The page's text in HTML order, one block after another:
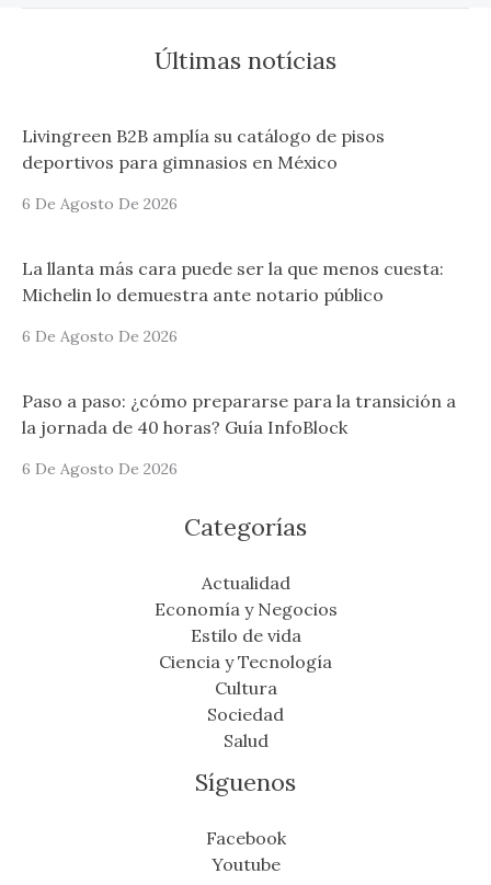
Últimas notícias
Livingreen B2B amplía su catálogo de pisos
deportivos para gimnasios en México
6 De Agosto De 2026
La llanta más cara puede ser la que menos cuesta:
Michelin lo demuestra ante notario público
6 De Agosto De 2026
Paso a paso: ¿cómo prepararse para la transición a
la jornada de 40 horas? Guía InfoBlock
6 De Agosto De 2026
Categorías
Actualidad
Economía y Negocios
Estilo de vida
Ciencia y Tecnología
Cultura
Sociedad
Salud
Síguenos
Facebook
Youtube